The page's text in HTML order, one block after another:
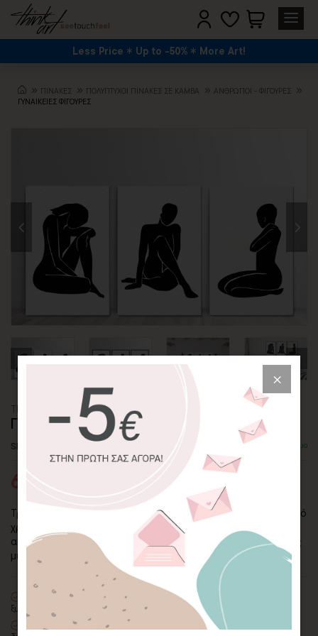
Less Price Up to -50% More Art!
ΠΙΝΑΚΕΣ ΠΟΛΥΠΤΥΧΟΙ ΠΙΝΑΚΕΣ ΣΕ ΚΑΜΒΑ
ΆΝΘΡΩΠΟΙ - ΦΙΓΟΎΡΕΣ
ΓΥΝΑΙΚΕΙΕΣ ΦΙΓΟΥΡΕΣ
ΤΡΙΠΤΥΧΟΣ ΠΙΝΑΚΑΣ ΚΑΜΒΑΣ
ΓΥΝΑΙΚΕΙΕΣ ΦΙΓΟΥΡΕΣ
SKU: CVPS-3P-49-P Διαθέσιμο
60,57€
Τρίπτυχος πίνακας σε καμβά με γυναικείες φιγούρες. Μοναδικό
χρώμα το μαύρο σε λευκό φόντο. Θέμα απαράμιλλου
αισθησιασμού, που θα σαγηνεύσει όλα τα βλέμματα, δίνοντας
μια ξεχωριστή αίσθηση στον χώρο σας.
100% πιστοποιημένος βαμβακερός καμβάς
ξυλείας
Οικολογική εκτύπωση
με μελάνια νερού latex, χωρίς χημικούς